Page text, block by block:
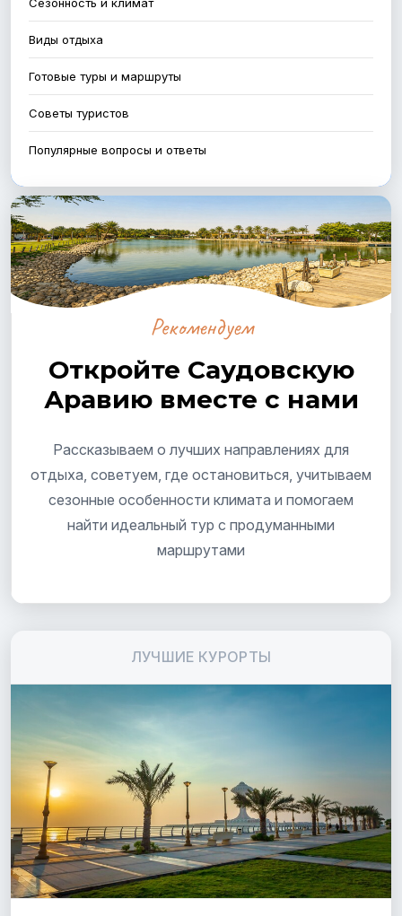
Аль-Ула
Медина
Абха (столица региона Асир)
Виды отдыха
Готовые туры и маршруты
Советы туристов
Популярные вопросы и ответы
Рекомендуем
Откройте Саудовскую
Аравию вместе с нами
Рассказываем о лучших направлениях для
отдыха, советуем, где остановиться, учитываем
сезонные особенности климата и помогаем
найти идеальный тур с продуманными
маршрутами
ЛУЧШИЕ КУРОРТЫ